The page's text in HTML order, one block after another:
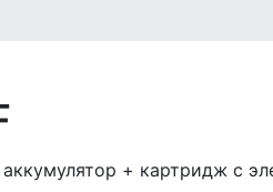
+ картридж с